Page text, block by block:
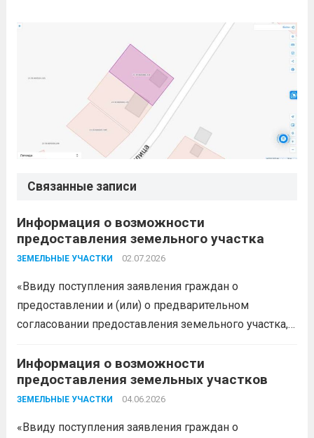
Связанные записи
Информация о возможности
предоставления земельного участка
ЗЕМЕЛЬНЫЕ УЧАСТКИ 02.07.2026
«Ввиду поступления заявления граждан о
предоставлении и (или) о предварительном
согласовании предоставления земельного участка,
Белореченский муниципальный район
Краснодарского края в соответствии с пп. 1 п. 1 ст.
39.18 ЗК РФ информирует о возможности
Информация о возможности
предоставления земельных участков
ЗЕМЕЛЬНЫЕ УЧАСТКИ 04.06.2026
«Ввиду поступления заявления граждан о